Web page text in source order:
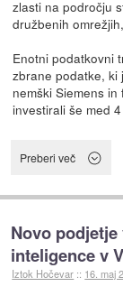
zlasti na področju
družbenih
Enotni podatkovni
zbrane podatke, ki
nemški Siemens
investirali še med
Preberi več
Novo
inteligence v
Iztok Hočevar :: 16. maj